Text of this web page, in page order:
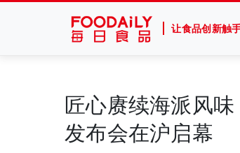
让食品创新触
匠心赓续海派风
发布会在沪启幕